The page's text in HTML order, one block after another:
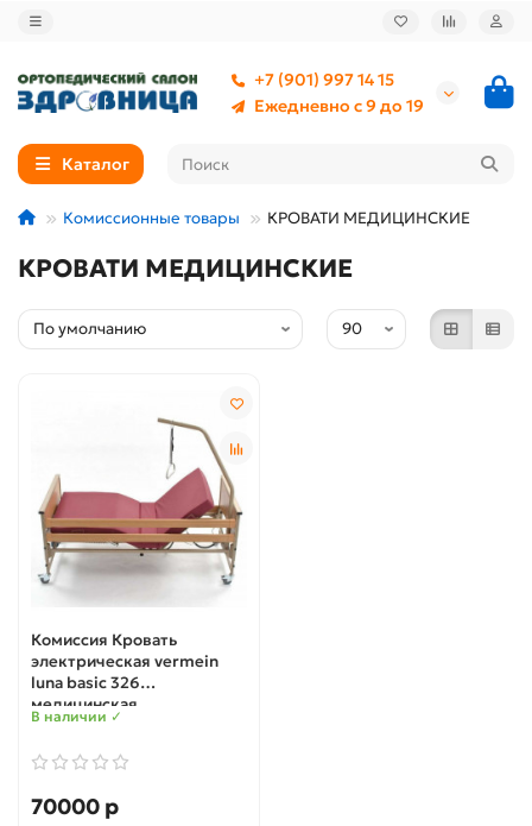
+7 (901) 997 14 15
Ежедневно с 9 до 19
Каталог
Комиссионные товары КРОВАТИ МЕДИЦИНСКИЕ
КРОВАТИ МЕДИЦИНСКИЕ
Комиссия Кровать
электрическая vermein
luna basic 326
медицинская
В наличии ✓
70000 р